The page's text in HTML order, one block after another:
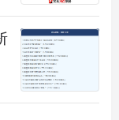
超10米，5.3米
面宽南北通